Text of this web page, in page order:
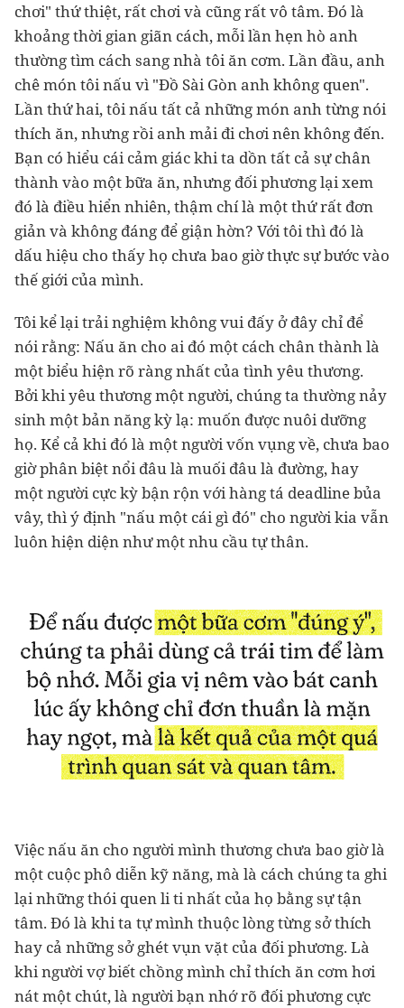
chơi" thứ thiệt, rất chơi và cũng rất vô tâm. Đó là
khoảng thời gian giãn cách, mỗi lần hẹn hò anh
thường tìm cách sang nhà tôi ăn cơm. Lần đầu, anh
chê món tôi nấu vì "Đồ Sài Gòn anh không quen".
Lần thứ hai, tôi nấu tất cả những món anh từng nói
thích ăn, nhưng rồi anh mải đi chơi nên không đến.
Bạn có hiểu cái cảm giác khi ta dồn tất cả sự chân
thành vào một bữa ăn, nhưng đối phương lại xem
đó là điều hiển nhiên, thậm chí là một thứ rất đơn
giản và không đáng để giận hờn? Với tôi thì đó là
dấu hiệu cho thấy họ chưa bao giờ thực sự bước vào
thế giới của mình.
Tôi kể lại trải nghiệm không vui đấy ở đây chỉ để
nói rằng: Nấu ăn cho ai đó một cách chân thành là
một biểu hiện rõ ràng nhất của tình yêu thương.
Bởi khi yêu thương một người, chúng ta thường nảy
sinh một bản năng kỳ lạ: muốn được nuôi dưỡng
họ. Kể cả khi đó là một người vốn vụng về, chưa bao
giờ phân biệt nổi đâu là muối đâu là đường, hay
một người cực kỳ bận rộn với hàng tá deadline bủa
vây, thì ý định "nấu một cái gì đó" cho người kia vẫn
luôn hiện diện như một nhu cầu tự thân.
Việc nấu ăn cho người mình thương chưa bao giờ là
một cuộc phô diễn kỹ năng, mà là cách chúng ta ghi
lại những thói quen li ti nhất của họ bằng sự tận
tâm. Đó là khi ta tự mình thuộc lòng từng sở thích
hay cả những sở ghét vụn vặt của đối phương. Là
khi người vợ biết chồng mình chỉ thích ăn cơm hơi
nát một chút, là người bạn nhớ rõ đối phương cực